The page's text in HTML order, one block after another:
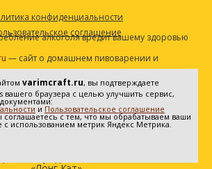
конфиденциальности
соглашение
алкоголя вредит вашему здоровью
— сайт о домашнем пивоварении и
самогоноварении.
«Варимкрафт». Зарегистрировано в
по надзору в сфере связи, информационных
коммуникаций (Роскомнадзор). Реестровая
от 25.05.2021. Все права защищены. 16+
varimcraft.ru, вы подтверждаете
вашего браузера с целью улучшить сервис,
и Пользовательское соглашение
соглашаетесь с тем, что мы обрабатываем ваши
использованием метрик Яндекс Метрика.